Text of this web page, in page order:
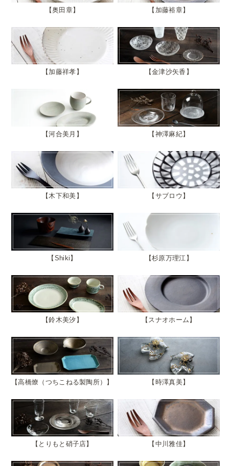
奥田章 加藤裕章
加藤祥孝 金津沙矢香
河合美月 神澤麻紀
木下和美 サブロウ
Shiki 杉原万理江
鈴木美汐 スナオホーム
高橋燎（つちこねる製陶所） 時澤真美
とりもと硝子店 中川雅佳